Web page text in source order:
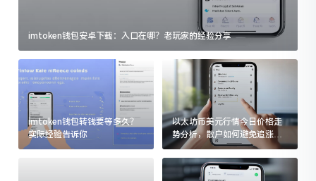
imtoken钱包安卓下载：入口在哪？老玩家的经验分享
imtoken钱包转钱要等多久？
实际经验告诉你
以太坊币美元行情今日价格走
势分析，散户如何避免追涨杀
跌被套牢